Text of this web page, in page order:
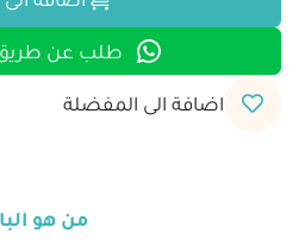
طلب عن
اضافة الى المفضلة
من هو